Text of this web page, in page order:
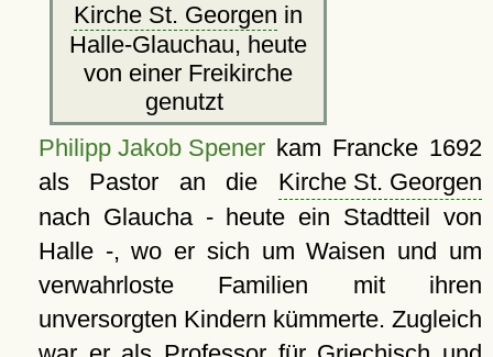
Kirche St. Georgen in
Halle-Glauchau, heute
von einer Freikirche
genutzt
Philipp Jakob Spenerkam Francke 1692
als Pastor an die Kirche St. Georgen
nach Glaucha - heute ein Stadtteil von
Halle -, wo er sich um Waisen und um
verwahrloste Familien mit ihren
unversorgten Kindern kümmerte. Zugleich